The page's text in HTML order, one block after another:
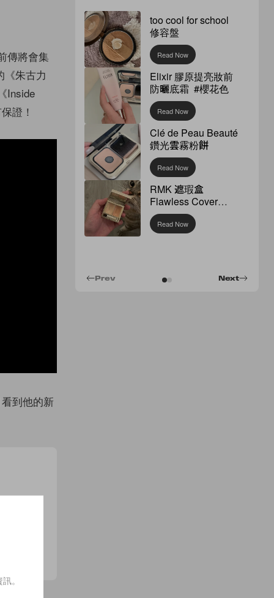
傳將會集
《朱古力
Inside
證！
到他的新
too cool for school
修容盤
Read Now
Elixir 膠原提亮妝前
防曬底霜 #櫻花色
Read Now
Clé de Peau Beauté
鑽光雲霧粉餅
Read Now
RMK 遮瑕盒
Flawless Cover
Concealer
Read Now
Next
Prev
。